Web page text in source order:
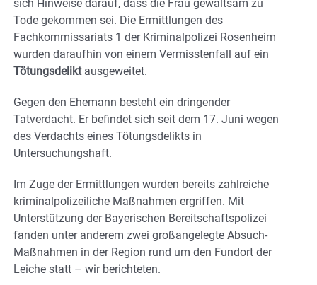
sich Hinweise darauf, dass die Frau gewaltsam zu
Tode gekommen sei. Die Ermittlungen des
Fachkommissariats 1 der Kriminalpolizei Rosenheim
wurden daraufhin von einem Vermisstenfall auf ein
Tötungsdeliktausgeweitet.
Gegen den Ehemann besteht ein dringender
Tatverdacht. Er befindet sich seit dem 17. Juni wegen
des Verdachts eines Tötungsdelikts in
Untersuchungshaft.
Im Zuge der Ermittlungen wurden bereits zahlreiche
kriminalpolizeiliche Maßnahmen ergriffen. Mit
Unterstützung der Bayerischen Bereitschaftspolizei
fanden unter anderem zwei großangelegte Absuch-
Maßnahmen in der Region rund um den Fundort der
Leiche statt – wir berichteten.